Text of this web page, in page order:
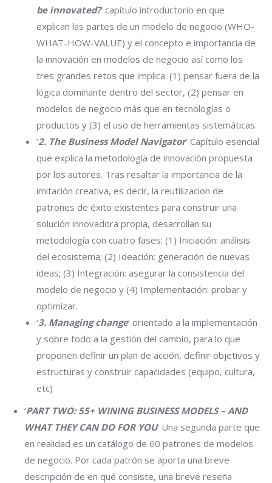
be innovated?‘ capítulo introductorio en que
explican las partes de un modelo de negocio (WHO-
WHAT-HOW-VALUE) y el concepto e importancia de
la innovación en modelos de negocio así como los
tres grandes retos que implica: (1) pensar fuera de la
lógica dominante dentro del sector, (2) pensar en
modelos de negocio más que en tecnologías o
productos y (3) el uso de herramientas sistemáticas.
‘2. The Business Model Navigator‘ Capítulo esencial
que explica la metodología de innovación propuesta
por los autores. Tras resaltar la importancia de la
imitación creativa, es decir, la reutilizacion de
patrones de éxito existentes para construir una
solución innovadora propia, desarrollan su
metodología con cuatro fases: (1) Iniciación: análisis
del ecosistema; (2) Ideación: generación de nuevas
ideas; (3) Integración: asegurar la consistencia del
modelo de negocio y (4) Implementación: probar y
optimizar.
‘3. Managing change‘ orientado a la implementación
y sobre todo a la gestión del cambio, para lo que
proponen definir un plan de acción, definir objetivos y
estructuras y construir capacidades (equipo, cultura,
etc)
‘PART TWO: 55+ WINING BUSINESS MODELS – AND
WHAT THEY CAN DO FOR YOU‘ Una segunda parte que
en realidad es un catálogo de 60 patrones de modelos
de negocio. Por cada patrón se aporta una breve
descripción de en qué consiste, una breve reseña